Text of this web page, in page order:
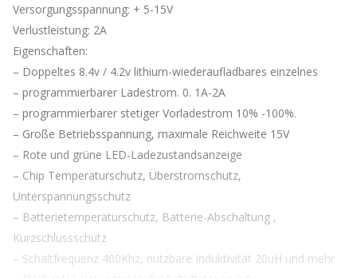
dieses
Produkt
kommen
Versorgungsspannung: + 5-15V
Verlustleistung: 2A
Eigenschaften:
– Doppeltes 8.4v / 4.2v lithium-wiederaufladbares einzelnes
– programmierbarer Ladestrom. 0. 1A-2A
– programmierbarer stetiger Vorladestrom 10% -100%.
– Große Betriebsspannung, maximale Reichweite 15V
– Rote und grüne LED-Ladezustandsanzeige
– Chip Temperaturschutz, Überstromschutz,
Unterspannungsschutz
– Batterietemperaturschutz, Batterie-Abschaltung ,
Kurzschlussschutz
– Schaltfrequenz 400Khz, nutzbare Induktivität 20uH und mehr